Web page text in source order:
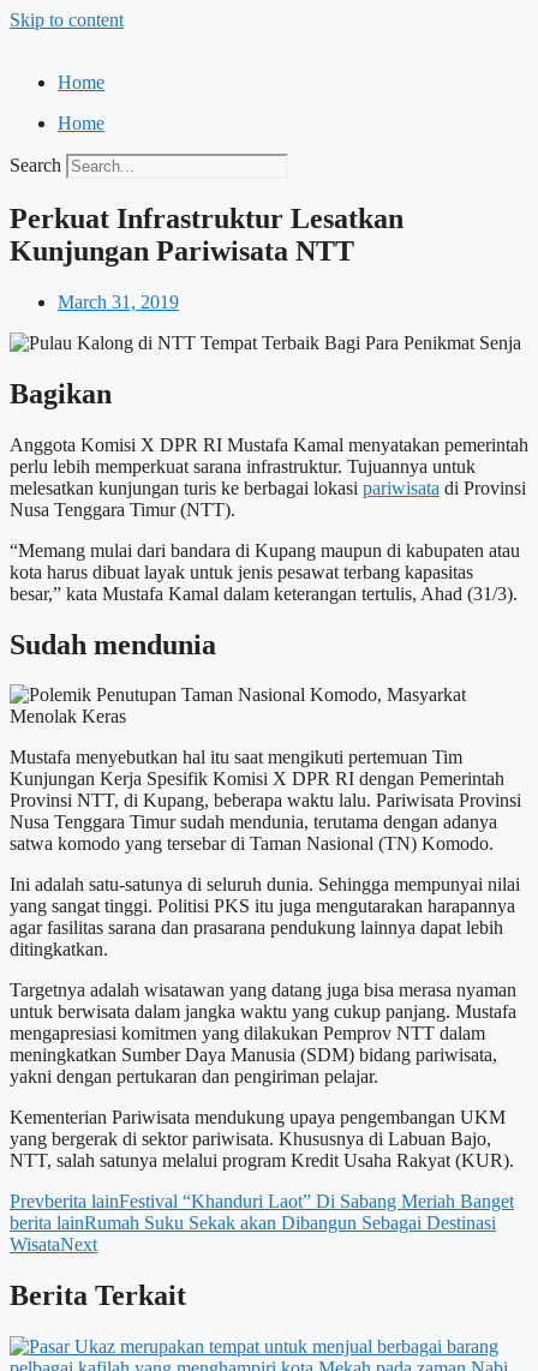
Skip to content
Home
Home
Search
Perkuat Infrastruktur Lesatkan
Kunjungan Pariwisata NTT
March 31, 2019
Bagikan
Anggota Komisi X DPR RI Mustafa Kamal menyatakan pemerintah
perlu lebih memperkuat sarana infrastruktur. Tujuannya untuk
melesatkan kunjungan turis ke berbagai lokasi pariwisata di Provinsi
Nusa Tenggara Timur (NTT).
“Memang mulai dari bandara di Kupang maupun di kabupaten atau
kota harus dibuat layak untuk jenis pesawat terbang kapasitas
besar,” kata Mustafa Kamal dalam keterangan tertulis, Ahad (31/3).
Sudah mendunia
Mustafa menyebutkan hal itu saat mengikuti pertemuan Tim
Kunjungan Kerja Spesifik Komisi X DPR RI dengan Pemerintah
Provinsi NTT, di Kupang, beberapa waktu lalu. Pariwisata Provinsi
Nusa Tenggara Timur sudah mendunia, terutama dengan adanya
satwa komodo yang tersebar di Taman Nasional (TN) Komodo.
Ini adalah satu-satunya di seluruh dunia. Sehingga mempunyai nilai
yang sangat tinggi. Politisi PKS itu juga mengutarakan harapannya
agar fasilitas sarana dan prasarana pendukung lainnya dapat lebih
ditingkatkan.
Targetnya adalah wisatawan yang datang juga bisa merasa nyaman
untuk berwisata dalam jangka waktu yang cukup panjang. Mustafa
mengapresiasi komitmen yang dilakukan Pemprov NTT dalam
meningkatkan Sumber Daya Manusia (SDM) bidang pariwisata,
yakni dengan pertukaran dan pengiriman pelajar.
Kementerian Pariwisata mendukung upaya pengembangan UKM
yang bergerak di sektor pariwisata. Khususnya di Labuan Bajo,
NTT, salah satunya melalui program Kredit Usaha Rakyat (KUR).
Prevberita lainFestival “Khanduri Laot” Di Sabang Meriah Banget
berita lainRumah Suku Sekak akan Dibangun Sebagai Destinasi
WisataNext
Berita Terkait